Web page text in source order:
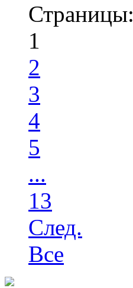
Страницы:
1
2
3
4
5
...
13
След.
Все